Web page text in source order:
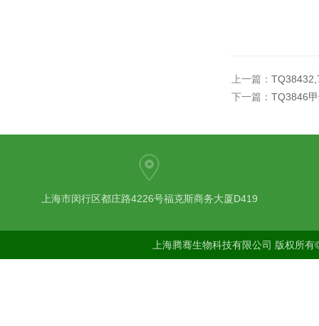
上一篇：
下一篇： TQ3846
上海市闵行区都庄路4226号福克斯商务大厦D419
上海腾骞生物科技有限公司 版权所